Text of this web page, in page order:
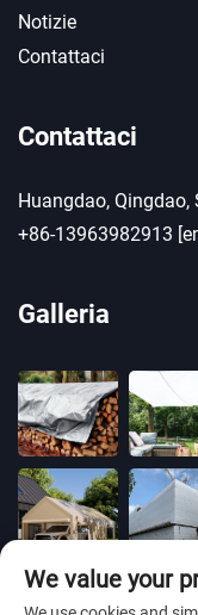
Notizie
Contattaci
Contattaci
Huangdao, Qingdao,
+86-13963982913
Galleria
We value your